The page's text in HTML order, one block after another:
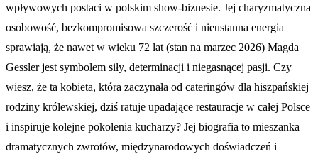
wpływowych postaci w polskim show-biznesie. Jej charyzmatyczna
osobowość, bezkompromisowa szczerość i nieustanna energia
sprawiają, że nawet w wieku 72 lat (stan na marzec 2026) Magda
Gessler jest symbolem siły, determinacji i niegasnącej pasji. Czy
wiesz, że ta kobieta, która zaczynała od cateringów dla hiszpańskiej
rodziny królewskiej, dziś ratuje upadające restauracje w całej Polsce
i inspiruje kolejne pokolenia kucharzy? Jej biografia to mieszanka
dramatycznych zwrotów, międzynarodowych doświadczeń i